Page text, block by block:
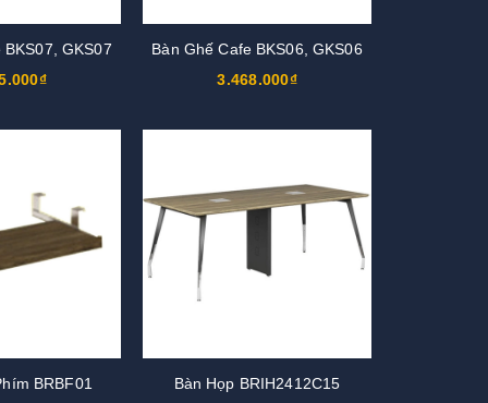
GKS07
Bàn Ghế Cafe BKS06, GKS06
3.468.000₫
BRBF01
Bàn Họp BRIH2412C15